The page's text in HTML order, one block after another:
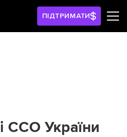
ПІДТРИМАТИ
ССО України